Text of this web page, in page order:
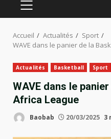
MENU
PRINCIPAL
Accueil Actualités
Sport
WAVE dans le panier de la
Actualités Basketball Sport
WAVE dans le
Africa League
Baobab 20/03/2025 3